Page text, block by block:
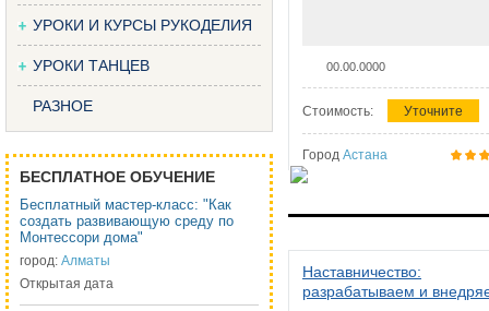
УРОКИ И КУРСЫ РУКОДЕЛИЯ
УРОКИ ТАНЦЕВ
РАЗНОЕ
БЕСПЛАТНОЕ ОБУЧЕНИЕ
Бесплатный мастер-класс: "Как
создать развивающую среду по
Монтессори дома"
город: Алматы
Открытая дата
00.00.0000
Стоимость: Уточните
Город Астана
Наставничество:
разрабатываем и